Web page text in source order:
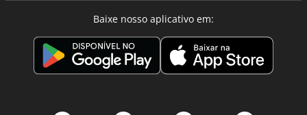
Baixe nosso aplicativo em: